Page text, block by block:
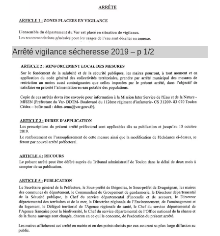
Arrêté vigilance sécheresse 2019 – p 1/2